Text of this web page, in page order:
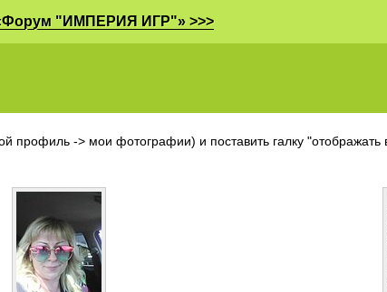
"ИМПЕРИЯ ИГР"» >>>
профиль -> мои фотографии) и поставить галку "отображать